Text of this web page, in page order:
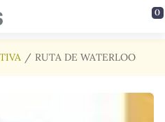
0
RUTA DE WATERLOO